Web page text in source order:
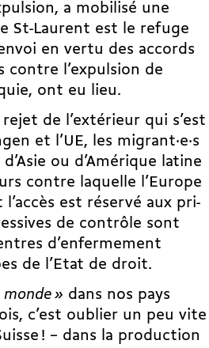
a mobilisé une
St-Laurent est le refuge
en vertu des accords
contre l’expulsion de
ont eu lieu.
de l’extérieur qui s’est
et l’UE, les mi­grant·e·s
ou d’Amérique latine
contre laquelle l’Europe
est réservé aux pri­
de contrôle sont
d’enfermement
de l’Etat de droit.
» dans nos pays
c’est oublier un peu vite
! – dans la production